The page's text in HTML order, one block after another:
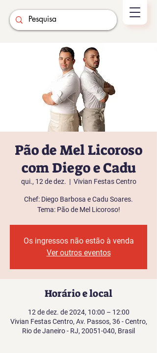
Pão de Mel Licoroso
com Diego e Cadu
qui., 12 de dez.
  |
Vivian Festas Centro
Chef: Diego Barbosa e Cadu Soares.
Tema: Pão de Mel Licoroso!
Os ingressos não estão à venda
Ver outros eventos
Horário e local
12 de dez. de 2024, 10:00 – 12:00
Vivian Festas Centro, Av. Passos, 36 - Centro,
Rio de Janeiro - RJ, 20051-040, Brasil